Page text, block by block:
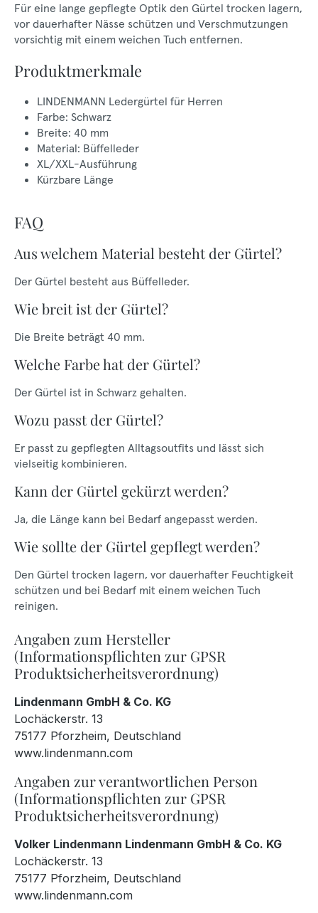
Für eine lange gepflegte Optik den Gürtel trocken lagern,
vor dauerhafter Nässe schützen und Verschmutzungen
vorsichtig mit einem weichen Tuch entfernen.
Produktmerkmale
LINDENMANN Ledergürtel für Herren
Farbe: Schwarz
Breite: 40 mm
Material: Büffelleder
XL/XXL-Ausführung
Kürzbare Länge
FAQ
Aus welchem Material besteht der Gürtel?
Der Gürtel besteht aus Büffelleder.
Wie breit ist der Gürtel?
Die Breite beträgt 40 mm.
Welche Farbe hat der Gürtel?
Der Gürtel ist in Schwarz gehalten.
Wozu passt der Gürtel?
Er passt zu gepflegten Alltagsoutfits und lässt sich
vielseitig kombinieren.
Kann der Gürtel gekürzt werden?
Ja, die Länge kann bei Bedarf angepasst werden.
Wie sollte der Gürtel gepflegt werden?
Den Gürtel trocken lagern, vor dauerhafter Feuchtigkeit
schützen und bei Bedarf mit einem weichen Tuch
reinigen.
Angaben zum Hersteller
(Informationspflichten zur GPSR
Produktsicherheitsverordnung)
Lindenmann GmbH & Co. KG
Lochäckerstr. 13
75177 Pforzheim, Deutschland
www.lindenmann.com
Angaben zur verantwortlichen Person
(Informationspflichten zur GPSR
Produktsicherheitsverordnung)
Volker Lindenmann Lindenmann GmbH & Co. KG
Lochäckerstr. 13
75177 Pforzheim, Deutschland
www.lindenmann.com